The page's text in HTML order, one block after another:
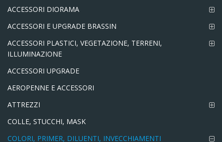
ACCESSORI DIORAMA
ACCESSORI E UPGRADE BRASSIN
ACCESSORI PLASTICI, VEGETAZIONE, TERRENI,
ILLUMINAZIONE
ACCESSORI UPGRADE
AEROPENNE E ACCESSORI
ATTREZZI
COLLE, STUCCHI, MASK
COLORI, PRIMER, DILUENTI, INVECCHIAMENTI